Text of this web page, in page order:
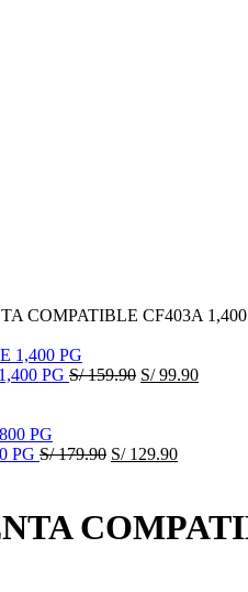
COMPATIBLE CF403A 1,400
PG S/159.90 S/99.90
PG S/179.90 S/129.90